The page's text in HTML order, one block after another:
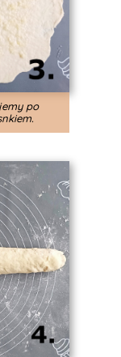
po